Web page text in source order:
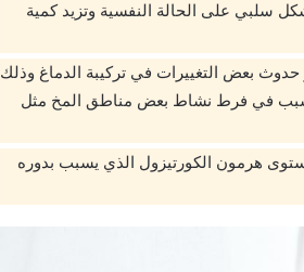
سلبي على الحالة النفسية وتزيد كمية
بعض التغييرات في تركيبة الدماغ وذلك
يتسبب في فرط نشاط بعض مناطق المخ مثل
هرمون الكورتيزول الذي يسبب بدوره